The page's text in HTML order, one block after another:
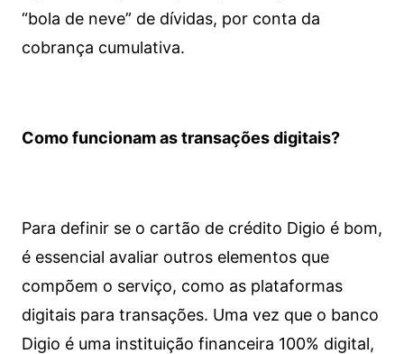
“bola de neve” de dívidas, por conta da
cobrança cumulativa.
Como funcionam as transações digitais?
Para definir se o cartão de crédito Digio é bom,
é essencial avaliar outros elementos que
compõem o serviço, como as plataformas
digitais para transações. Uma vez que o banco
Digio é uma instituição financeira 100% digital,